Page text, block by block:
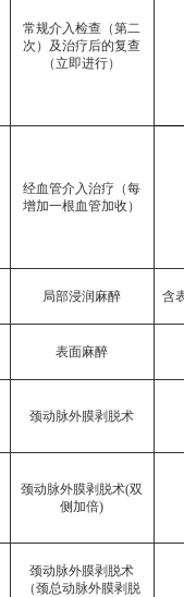
常规介入检查（第二
次）及治疗后的复查
（立即进行）
经血管介入治疗（每
增加一根血管加收）
局部浸润麻醉 含
表面麻醉
颈动脉外膜剥脱术
颈动脉外膜剥脱术(双
侧加倍)
颈动脉外膜剥脱术
（颈总动脉外膜剥脱